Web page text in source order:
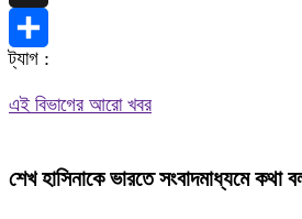
X
Share
ট্যাগ :
এই বিভাগের আরো খবর
শেখ হাসিনাকে ভারতে সংবাদমাধ্যমে কথা